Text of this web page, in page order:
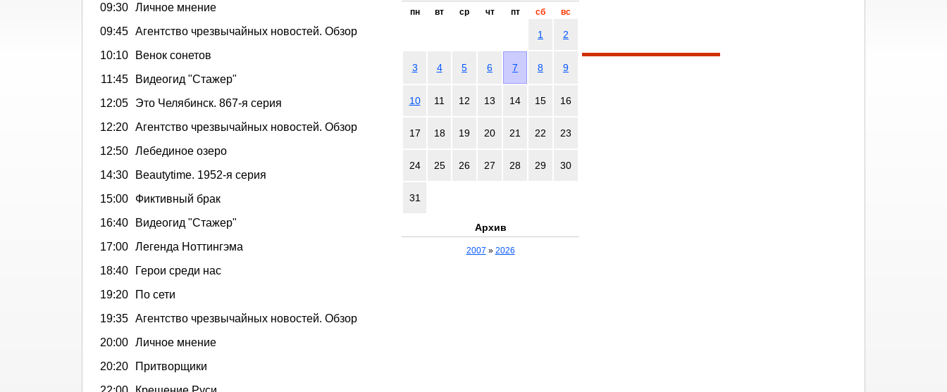
09:30 Личное мнение
09:45 Агентство чрезвычайных новостей. Обзор
10:10
Венок сонетов
11:45
Видеогид "Стажер"
12:05
Это Челябинск. 867-я серия
12:20 Агентство чрезвычайных новостей. Обзор
12:50 Лебединое озеро
14:30
Beautytime. 1952-я серия
15:00
Фиктивный брак
16:40
Видеогид "Стажер"
17:00 Легенда Ноттингэма
18:40
Герои среди нас
19:20
По сети
19:35 Агентство чрезвычайных новостей. Обзор
20:00 Личное мнение
20:20
Притворщики
пн вт ср чт пт сб вс
1 2
3 4 5 6 7 8 9
10 11 12 13 14 15 16
17 18 19 20 21 22 23
24 25 26 27 28 29 30
31
Архив
2007 » 2026